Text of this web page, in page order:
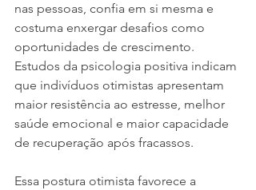
nas pessoas, confia em si mesma e
costuma enxergar desafios como
oportunidades de crescimento.
Estudos da psicologia positiva indicam
que indivíduos otimistas apresentam
maior resistência ao estresse, melhor
saúde emocional e maior capacidade
de recuperação após fracassos.
Essa postura otimista favorece a